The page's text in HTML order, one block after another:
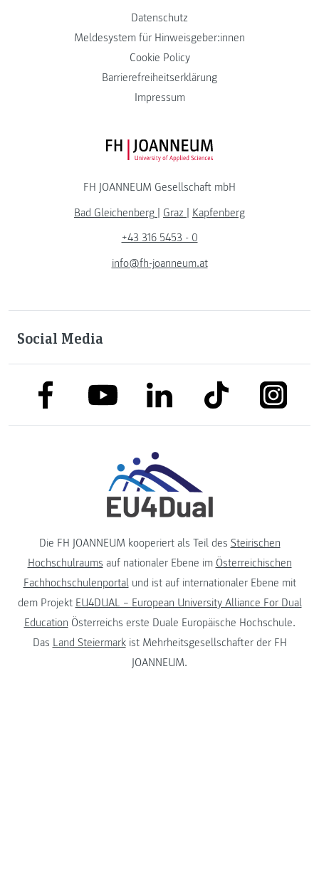
Datenschutz
Meldesystem für Hinweisgeber:innen
Cookie Policy
Barrierefreiheitserklärung
Impressum
FH JOANNEUM Logo
FH JOANNEUM Gesellschaft mbH
Bad Gleichenberg | Graz | Kapfenberg
+43 316 5453 - 0
info@fh-joanneum.at
Social Media
link to facebooklink to youtubelink to linkedinlink to tiktok link to
Die FH JOANNEUM kooperiert als Teil des Steirischen
Hochschulraums auf nationaler Ebene im Österreichischen
Fachhochschulenportalund ist auf internationaler Ebene mit
dem Projekt EU4DUAL – European University Alliance For Dual
Education Österreichs erste Duale Europäische Hochschule.
Das Land Steiermarkist Mehrheitsgesellschafter der FH
JOANNEUM.